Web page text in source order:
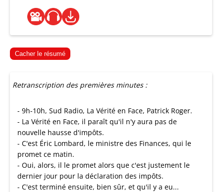
Cacher le résumé
Retranscription des premières minutes :
- 9h-10h, Sud Radio, La Vérité en Face, Patrick Roger.
- La Vérité en Face, il paraît qu'il n'y aura pas de
nouvelle hausse d'impôts.
- C'est Éric Lombard, le ministre des Finances, qui le
promet ce matin.
- Oui, alors, il le promet alors que c'est justement le
dernier jour pour la déclaration des impôts.
- C'est terminé ensuite, bien sûr, et qu'il y a eu...